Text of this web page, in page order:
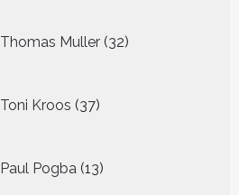
Thomas Muller 32
producten
Toni Kroos 37
producten
Paul Pogba 13
producten